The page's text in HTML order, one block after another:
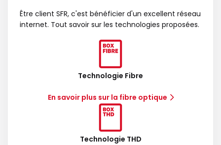
Être client SFR, c'est bénéficier d'un excellent réseau
internet. Tout savoir sur les technologies proposées.
Technologie Fibre
En savoir plus sur la fibre optique
Technologie THD